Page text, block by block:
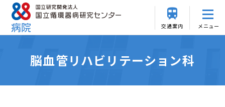
交通案内 メニュー
脳血管リハビリテーション科